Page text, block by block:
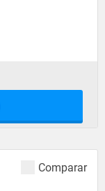
Comparar